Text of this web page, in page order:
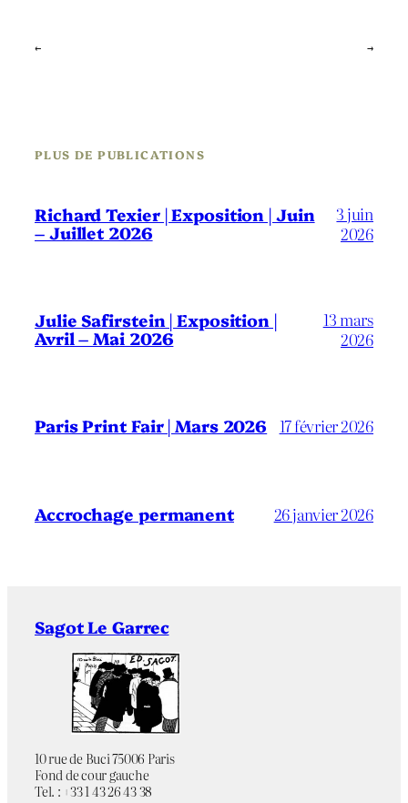
← →
PLUS DE PUBLICATIONS
Richard Texier | Exposition | Juin
– Juillet 2026
3 juin
2026
Julie Safirstein | Exposition |
Avril – Mai 2026
13 mars
2026
Paris Print Fair | Mars 2026 17 février 2026
Accrochage permanent 26 janvier 2026
Sagot Le Garrec
10 rue de Buci 75006 Paris
Fond de cour gauche
Tel. : +33 1 43 26 43 38